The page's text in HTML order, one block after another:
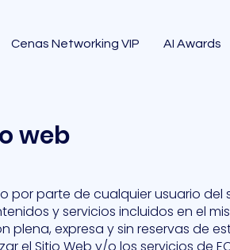
Cenas Networking VIP AI Awards
web
por parte de cualquier usuario del
y servicios incluidos en el
expresa y sin reservas de